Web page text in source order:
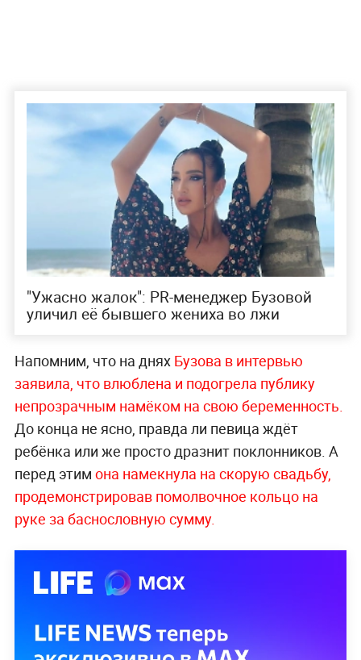
"Ужасно жалок": PR-менеджер Бузовой
уличил её бывшего жениха во лжи
Напомним, что на днях Бузова в интервью
заявила, что влюблена и подогрела публику
непрозрачным намёком на свою беременность.
До конца не ясно, правда ли певица ждёт
ребёнка или же просто дразнит поклонников. А
перед этим она намекнула на скорую свадьбу,
продемонстрировав помолвочное кольцо на
руке за баснословную сумму.